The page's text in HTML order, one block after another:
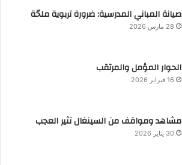
صيانة المباني المدرسية: ضرورة تربوية ملحّة
28 مارس 2026
الحوار المؤمل والمرتقب
16 فبراير 2026
مشاهد ومواقف من السينغال تثير العجب
30 يناير 2026